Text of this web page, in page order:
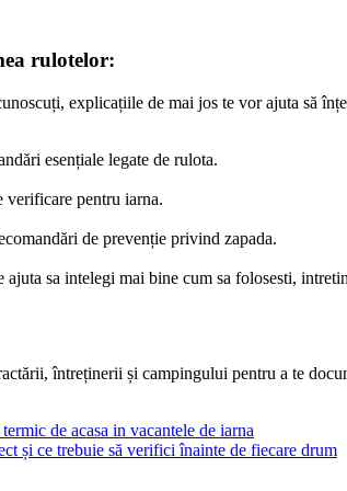
rulotelor:
explicațiile de mai jos te vor ajuta să
esențiale legate de rulota.
verificare pentru iarna.
de prevenție privind zapada.
ajuta sa intelegi mai bine cum sa folosesti,
întreținerii și campingului pentru a te
de acasa in vacantele de iarna
și ce trebuie să verifici înainte de fiecare drum